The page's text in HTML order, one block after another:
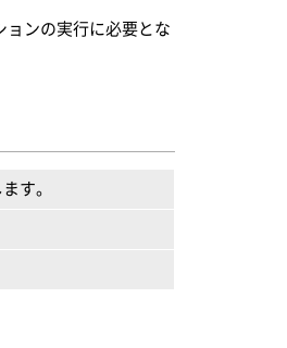
ョンの実行に必要とな
す。